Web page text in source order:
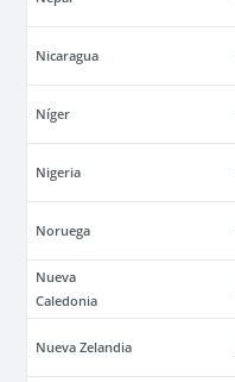
Nicaragua
Níger
Nigeria
Noruega
Nueva
Caledonia
Nueva Zelandia